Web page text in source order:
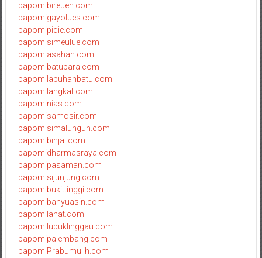
bapomibireuen.com
bapomigayolues.com
bapomipidie.com
bapomisimeulue.com
bapomiasahan.com
bapomibatubara.com
bapomilabuhanbatu.com
bapomilangkat.com
bapominias.com
bapomisamosir.com
bapomisimalungun.com
bapomibinjai.com
bapomidharmasraya.com
bapomipasaman.com
bapomisijunjung.com
bapomibukittinggi.com
bapomibanyuasin.com
bapomilahat.com
bapomilubuklinggau.com
bapomipalembang.com
bapomiPrabumulih.com